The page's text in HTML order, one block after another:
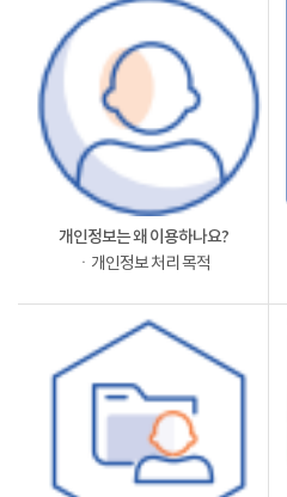
개인정보는 왜 이용하나요?
ㆍ개인정보 처리 목적